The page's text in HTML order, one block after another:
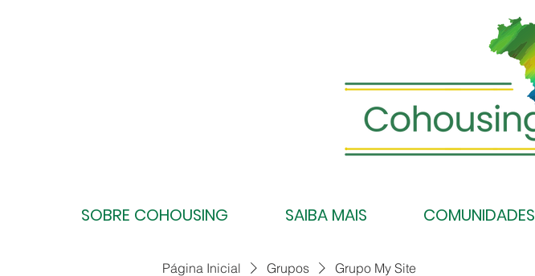
SOBRE COHOUSING SAIBA MAIS COMUNIDADES
Página Inicial Grupos Grupo My Site